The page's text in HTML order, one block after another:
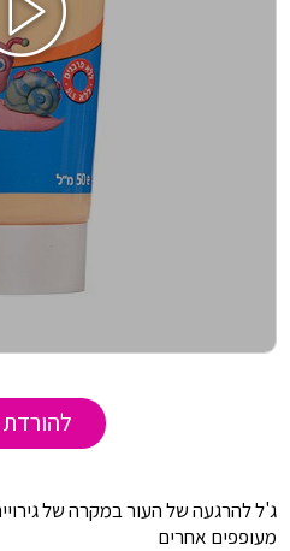
להורדת
ג'ל להרגעה של העור במקרה של
מעופפים אחרים